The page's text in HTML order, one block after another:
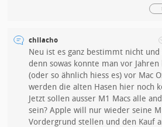
chilacho
Neu ist es ganz bestimmt nicht und
denn sowas konnte man vor
(oder so ähnlich hiess es) vor Mac
werden die alten Hasen hier noch
Jetzt sollen ausser M1 Macs alle
sein? Apple will nur wieder seine
Vordergrund stellen und den Kauf